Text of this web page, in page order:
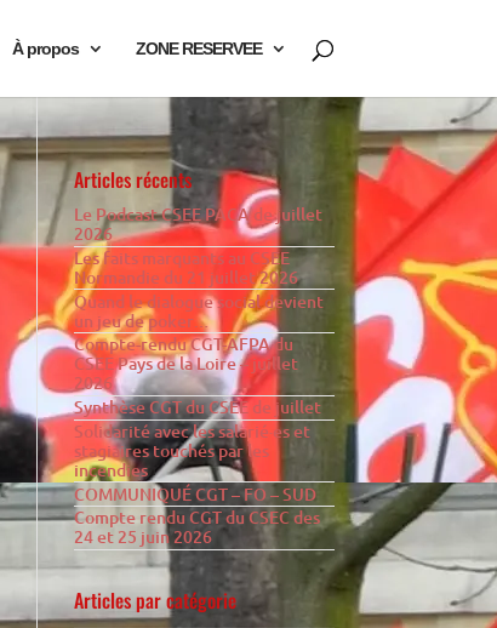
À propos ZONE RESERVEE
Articles récents
Le Podcast CSEE PACA de juillet
2026
Les faits marquants au CSEE
Normandie du 21 juillet 2026
Quand le dialogue social devient
un jeu de poker…
Compte-rendu CGT-AFPA du
CSEE Pays de la Loire – juillet
2026
Synthèse CGT du CSEE de juillet
Solidarité avec les salarié·es et
stagiaires touchés par les
incendies
COMMUNIQUÉ CGT – FO – SUD
Compte rendu CGT du CSEC des
24 et 25 juin 2026
Articles par catégorie